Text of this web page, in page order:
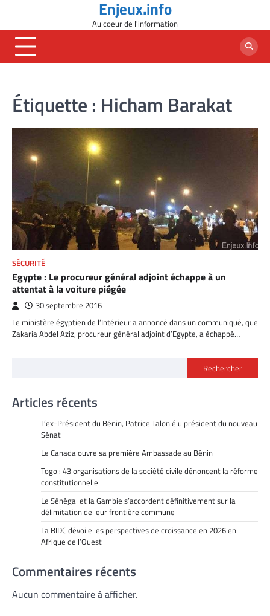
content
Enjeux.info
Au coeur de l'information
Étiquette : Hicham Barakat
SÉCURITÉ
Egypte : Le procureur général adjoint échappe à un
attentat à la voiture piégée
30 septembre 2016
Le ministère égyptien de l’Intérieur a annoncé dans un communiqué, que
Zakaria Abdel Aziz, procureur général adjoint d’Egypte, a échappé…
Rechercher
Articles récents
L’ex-Président du Bénin, Patrice Talon élu président du nouveau
Sénat
Le Canada ouvre sa première Ambassade au Bénin
Togo : 43 organisations de la société civile dénoncent la réforme
constitutionnelle
Le Sénégal et la Gambie s’accordent définitivement sur la
délimitation de leur frontière commune
La BIDC dévoile les perspectives de croissance en 2026 en
Afrique de l’Ouest
Commentaires récents
Aucun commentaire à afficher.